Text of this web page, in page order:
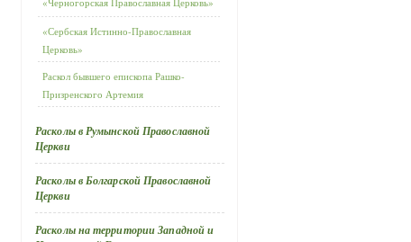
«Сербская Истинно-Православная
Церковь»
Раскол бывшего епископа Рашко-
Призренского Артемия
Расколы в Румынской Православной
Церкви
Расколы в Болгарской Православной
Церкви
Расколы на территории Западной и